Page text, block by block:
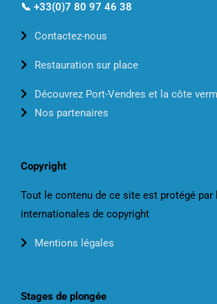
📞 +33(0)7 80 97 46 38
Contactez-nous
Restauration sur place
Découvrez Port-Vendres et la côte
Nos partenaires
Copyright
Tout le contenu de ce site est protégé par
internationales de copyright
Mentions légales
Stages de plongée